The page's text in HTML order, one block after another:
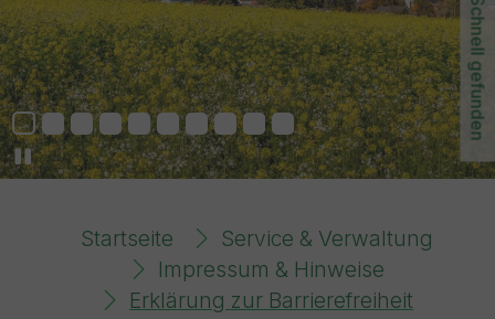
Schnell gefunden
Startseite
Service & Verwaltung
Impressum & Hinweise
Erklärung zur Barrierefreiheit